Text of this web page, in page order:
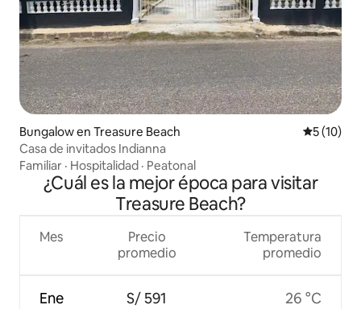
Bungalow en Treasure Beach
5 (10)
Casa de invitados Indianna
Familiar · Hospitalidad · Peatonal
¿Cuál es la mejor época para visitar
Treasure Beach?
Mes
Ene
Precio
promedio
S/ 591
Temperatura
promedio
26 °C